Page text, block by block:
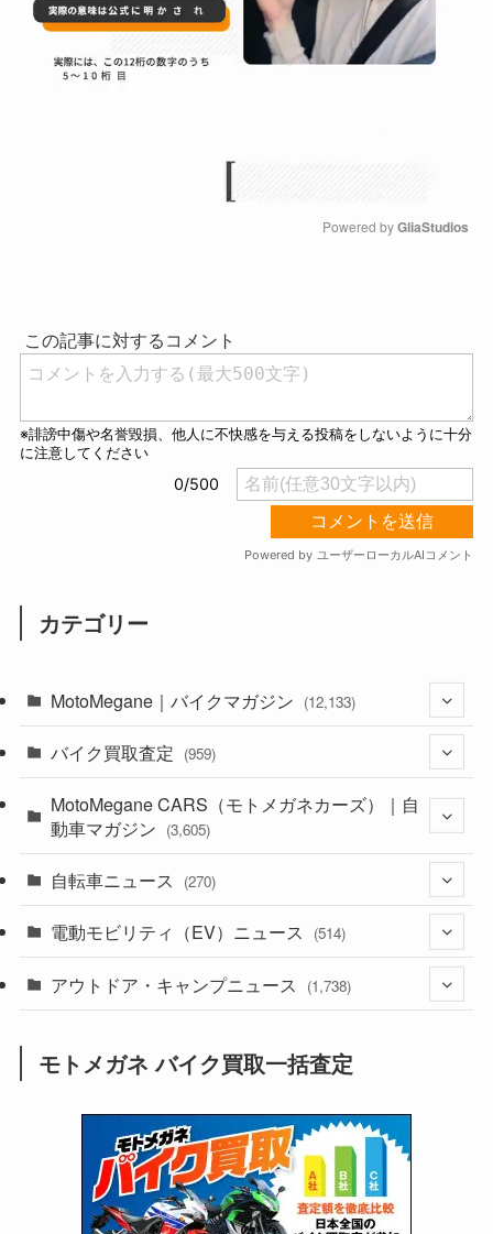
Powered by GliaStudios
カテゴリー
MotoMegane｜バイクマガジン (12,133)
(44)
(1,242)
(638)
(118)
(60)
(31)
(51)
(34)
(5)
(252)
(38)
(24)
(16)
(25)
(24)
(249)
(64)
(16)
(62)
(4)
(306)
(6,956)
(2,473)
(249)
(1,226)
(12)
(131)
(38)
(167)
(85)
(171)
(66)
(16)
(141)
(255)
(1,141)
(166)
(23)
(33)
(415)
(16)
バイク買取査定 (959)
(352)
(1)
MotoMegane CARS（モトメガネカーズ）｜自
動車マガジン (3,605)
(185)
(137)
(73)
(2,744)
(126)
(170)
自転車ニュース (270)
(54)
(211)
電動モビリティ（EV）ニュース (514)
(132)
(171)
(118)
(27)
アウトドア・キャンプニュース (1,738)
(8)
(1,605)
(147)
(13)
モトメガネ バイク買取一括査定